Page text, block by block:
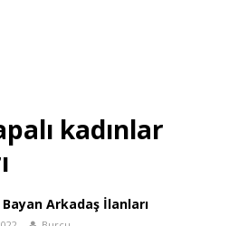
kadınlar
Arkadaş İlanları